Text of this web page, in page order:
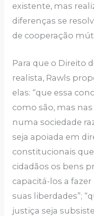
existente, mas
diferenças se
de cooperação
Para que o Direito
realista, Rawls
elas: “que essa
como são, mas
numa sociedade
seja apoiada em
constitucionais
cidadãos os bens
capacitá-los a
suas liberdades”;
justiça seja